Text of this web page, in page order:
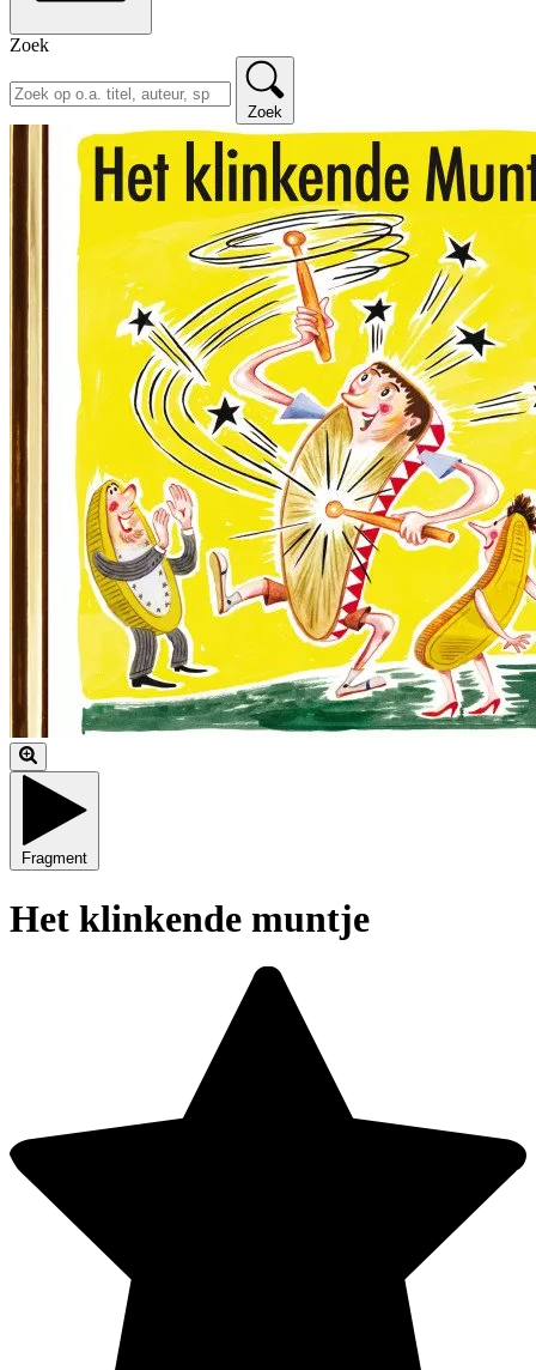
Zoek
Zoek
Fragment
Het klinkende muntje